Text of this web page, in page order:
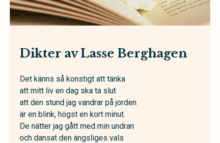
Dikter av Lasse Berghagen
Det känns så konstigt att tänka
att mitt liv en dag ska ta slut
att den stund jag vandrar på jorden
är en blink, högst en kort minut.
De nätter jag gått med min undran
och dansat den ängsliges vals